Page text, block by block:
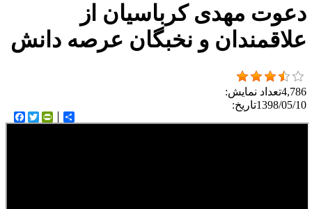
دعوت مهدی کرباسیان از
علاقمندان و نخبگان عرصه دانش
4,786تعداد نمایش:
1398/05/10تاریخ:
Twitter اشتراک